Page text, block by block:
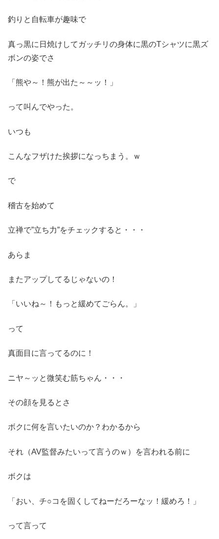
釣りと自転車が趣味で
真っ黒に日焼けしてガッチリの身体に黒のTシャツに黒ズ
ボンの姿でさ
「熊や～！熊が出た～～ッ！」
って叫んでやった。
いつも
こんなフザけた挨拶になっちまう。ｗ
で
稽古を始めて
立禅で”立ち力”をチェックすると・・・
あらま
またアップしてるじゃないの！
「いいね～！もっと緩めてごらん。」
って
真面目に言ってるのに！
ニヤ～ッと微笑む筋ちゃん・・・
その顔を見るとさ
ボクに何を言いたいのか？わかるから
それ（AV監督みたいって言うのｗ）を言われる前に
ボクは
「おい、チ○コを固くしてねーだろーなッ！緩めろ！」
って言って